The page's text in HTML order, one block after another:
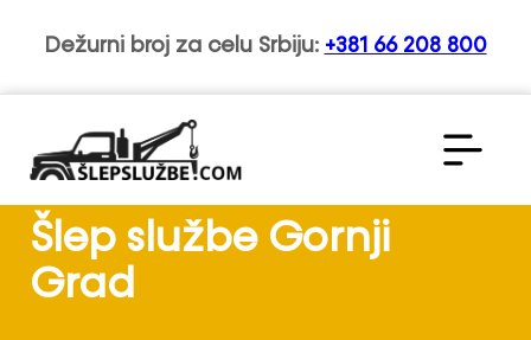
Dežurni broj za celu Srbiju: +381 66 208 800
Šlep službe Gornji
Grad